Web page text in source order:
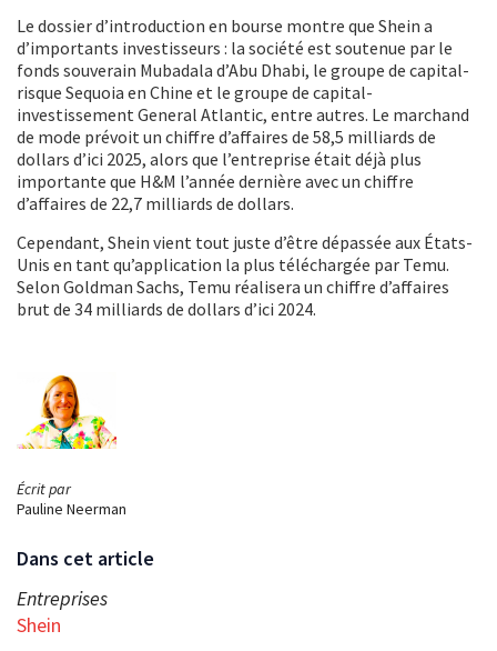
Écrit par
Pauline Neerman
Dans cet article
Entreprises
Shein
Le dossier d’introduction en bourse montre que Shein a
d’importants investisseurs : la société est soutenue par le
fonds souverain Mubadala d’Abu Dhabi, le groupe de capital-
risque Sequoia en Chine et le groupe de capital-
investissement General Atlantic, entre autres. Le marchand
de mode prévoit un chiffre d’affaires de 58,5 milliards de
dollars d’ici 2025, alors que l’entreprise était déjà plus
importante que H&M l’année dernière avec un chiffre
d’affaires de 22,7 milliards de dollars.
Cependant, Shein vient tout juste d’être dépassée aux États-
Unis en tant qu’application la plus téléchargée par Temu.
Selon Goldman Sachs, Temu réalisera un chiffre d’affaires
brut de 34 milliards de dollars d’ici 2024.